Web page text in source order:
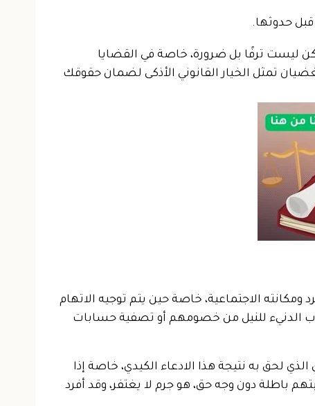
قبل حدوثها.
ليست ترفًا بل ضرورة، خاصة في القضايا
تمثل الخيار القانوني الأذكى لضمان حقوقك
الاجتماعية، خاصة حين يتم توجيه الاتهام
الدنيء للنيل من خصومهم أو تصفية حسابات
لحق به نتيجة هذا الادعاء الكيدي، خاصة إذا
باطلة دون وجه حق، هو جرم لا يغتفر، وقد أفرد